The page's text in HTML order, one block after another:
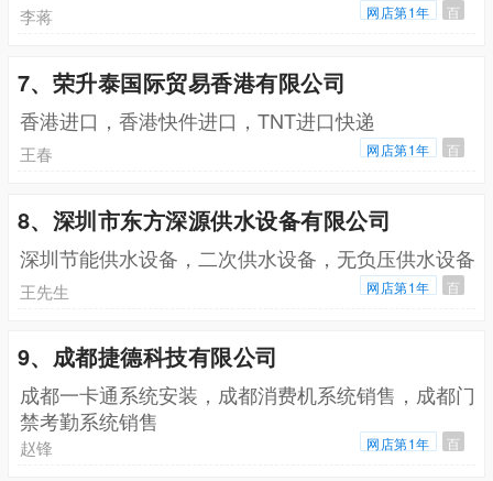
李蒋 网店第1年 百
7、荣升泰国际贸易香港有限公司
香港进口，香港快件进口，TNT进口快递
王春 网店第1年 百
8、深圳市东方深源供水设备有限公司
深圳节能供水设备，二次供水设备，无负压供水设备
王先生 网店第1年 百
9、成都捷德科技有限公司
成都一卡通系统安装，成都消费机系统销售，成都门
禁考勤系统销售
赵锋 网店第1年 百